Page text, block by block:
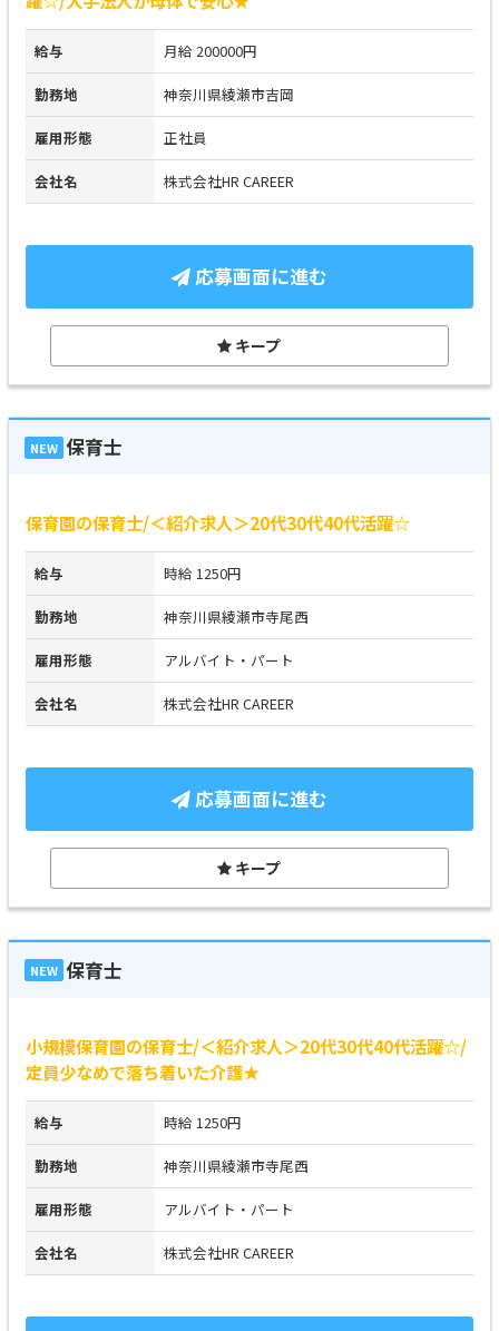
給与 月給 200000円
勤務地 神奈川県綾瀬市吉岡
雇用形態 正社員
会社名 株式会社HR CAREER
応募画面に進む
キープ
NEW 保育士
保育園の保育士/＜紹介求人＞20代30代40代活躍☆
給与 時給 1250円
勤務地 神奈川県綾瀬市寺尾西
雇用形態 アルバイト・パート
会社名 株式会社HR CAREER
応募画面に進む
キープ
NEW 保育士
小規模保育園の保育士/＜紹介求人＞20代30代40代活躍☆/
定員少なめで落ち着いた介護★
給与 時給 1250円
勤務地 神奈川県綾瀬市寺尾西
雇用形態 アルバイト・パート
会社名 株式会社HR CAREER